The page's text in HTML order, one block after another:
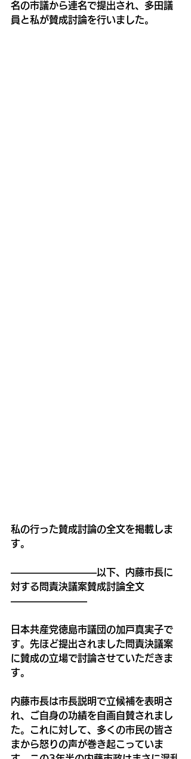
名の市議から連名で提出され、多田議
員と私が賛成討論を行いました。
私の行った賛成討論の全文を掲載しま
す。
―――――――――以下、内藤市長に
対する問責決議案賛成討論全文
――――――――
日本共産党徳島市議団の加戸真実子で
す。先ほど提出されました問責決議案
に賛成の立場で討論させていただきま
す。
内藤市長は市長説明で立候補を表明さ
れ、ご自身の功績を自画自賛されまし
た。これに対して、多くの市民の皆さ
まから怒りの声が巻き起こっていま